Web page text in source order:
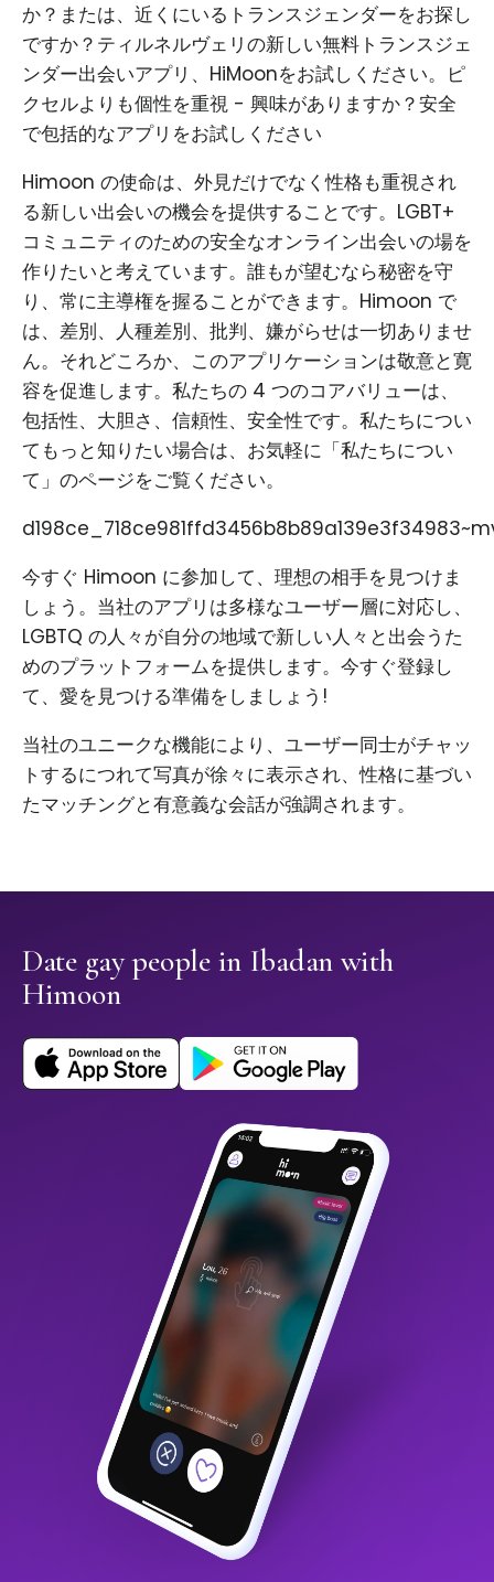
か？または、近くにいるトランスジェンダーをお探し
ですか？ティルネルヴェリの新しい無料トランスジェ
ンダー出会いアプリ、HiMoonをお試しください。ピ
クセルよりも個性を重視 - 興味がありますか？安全
で包括的なアプリをお試しください
Himoon の使命は、外見だけでなく性格も重視され
る新しい出会いの機会を提供することです。LGBT+
コミュニティのための安全なオンライン出会いの場を
作りたいと考えています。誰もが望むなら秘密を守
り、常に主導権を握ることができます。Himoon で
は、差別、人種差別、批判、嫌がらせは一切ありませ
ん。それどころか、このアプリケーションは敬意と寛
容を促進します。私たちの 4 つのコアバリューは、
包括性、大胆さ、信頼性、安全性です。私たちについ
てもっと知りたい場合は、お気軽に「私たちについ
て」のページをご覧ください。
今すぐ Himoon に参加して、理想の相手を見つけま
しょう。当社のアプリは多様なユーザー層に対応し、
LGBTQ の人々が自分の地域で新しい人々と出会うた
めのプラットフォームを提供します。今すぐ登録し
て、愛を見つける準備をしましょう!
当社のユニークな機能により、ユーザー同士がチャッ
トするにつれて写真が徐々に表示され、性格に基づい
たマッチングと有意義な会話が強調されます。
Date gay people in Ibadan with
Himoon